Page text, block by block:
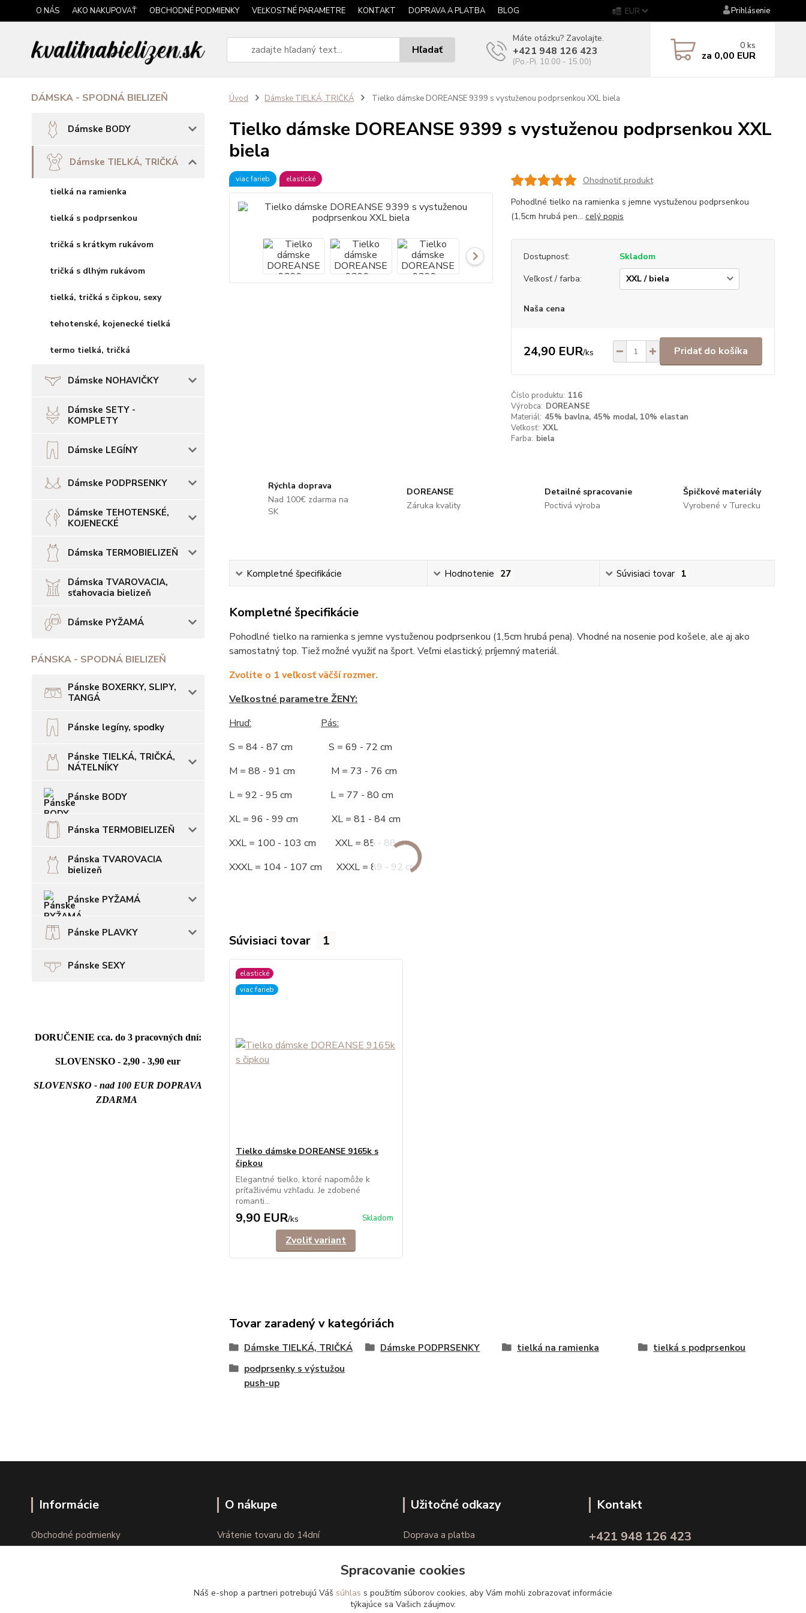
O NÁS AKO NAKUPOVAŤ OBCHODNÉ PODMIENKY VEĽKOSTNÉ PARAMETRE KONTAKT DOPRAVA A PLATBA BLOG EUR Prihlásenie
Hľadať
Máte otázku? Zavolajte.
+421 948 126 423
(Po.-Pi. 10.00 - 15.00)
0 ks
za 0,00 EUR
DÁMSKA - SPODNÁ BIELIZEŇ
Dámske BODY
Dámske TIELKÁ, TRIČKÁ
tielká na ramienka
tielká s podprsenkou
tričká s krátkym rukávom
tričká s dlhým rukávom
tielká, tričká s čipkou, sexy
tehotenské, kojenecké tielká
termo tielká, tričká
Dámske NOHAVIČKY
Dámske SETY -
KOMPLETY
Dámske LEGÍNY
Dámske PODPRSENKY
Dámske TEHOTENSKÉ,
KOJENECKÉ
Dámska TERMOBIELIZEŇ
Dámska TVAROVACIA,
sťahovacia bielizeň
Dámske PYŽAMÁ
PÁNSKA - SPODNÁ BIELIZEŇ
Pánske BOXERKY, SLIPY,
TANGÁ
Pánske legíny, spodky
Pánske TIELKÁ, TRIČKÁ,
NÁTELNÍKY
Pánske BODY
Pánska TERMOBIELIZEŇ
Pánska TVAROVACIA
bielizeň
Pánske PYŽAMÁ
Pánske PLAVKY
Pánske SEXY
DORUČENIE cca. do 3 pracovných dní:
SLOVENSKO - 2,90 - 3,90 eur
SLOVENSKO - nad 100 EUR DOPRAVA
ZDARMA
Úvod Dámske TIELKÁ, TRIČKÁ Tielko dámske DOREANSE 9399 s vystuženou podprsenkou XXL biela
Tielko dámske DOREANSE 9399 s vystuženou podprsenkou XXL
biela
viac farieb elastické
Ohodnotiť produkt
Pohodlné tielko na ramienka s jemne vystuženou podprsenkou
(1,5cm hrubá pen... celý popis
Dostupnosť:
Skladom
Veľkosť / farba:
Naša cena
24,90 EUR/ks Pridať do košíka
Číslo produktu: 116
Výrobca: DOREANSE
Materiál: 45% bavlna, 45% modal, 10% elastan
Veľkosť: XXL
Farba: biela
Rýchla doprava
Nad 100€ zdarma na
SK
DOREANSE
Záruka kvality
Detailné spracovanie
Poctivá výroba
Špičkové materiály
Vyrobené v Turecku
Kompletné špecifikácie Hodnotenie 27 Súvisiaci tovar 1
Kompletné špecifikácie
Pohodlné tielko na ramienka s jemne vystuženou podprsenkou (1,5cm hrubá pena). Vhodné na nosenie pod košele, ale aj ako
samostatný top. Tiež možné využiť na šport. Veľmi elastický, príjemný materiál.
Zvolite o 1 veľkosť väčší rozmer.
Veľkostné parametre ŽENY:
Hruď:
Pás:
S = 84 - 87 cm S = 69 - 72 cm
M = 88 - 91 cm M = 73 - 76 cm
L = 92 - 95 cm L = 77 - 80 cm
XL = 96 - 99 cm XL = 81 - 84 cm
XXL = 100 - 103 cm XXL = 85 - 88 cm
XXXL = 104 - 107 cm XXXL = 89 - 92 cm
Súvisiaci tovar 1
elastické
viac farieb
Tielko dámske DOREANSE 9165k s
čipkou
Elegantné tielko, ktoré napomôže k
príťažlivému vzhľadu. Je zdobené
romanti...
9,90 EUR/ks Skladom
Zvoliť variant
Tovar zaradený v kategóriách
Dámske TIELKÁ, TRIČKÁ Dámske PODPRSENKY tielká na ramienka
tielká s podprsenkou
podprsenky s výstužou
push-up
Informácie
Obchodné podmienky
O nákupe
Vrátenie tovaru do 14dní
Užitočné odkazy
Doprava a platba
Kontakt
+421 948 126 423
Spracovanie cookies
Náš e-shop a partneri potrebujú Váš súhlas s použitím súborov cookies, aby Vám mohli zobrazovať informácie
týkajúce sa Vašich záujmov.